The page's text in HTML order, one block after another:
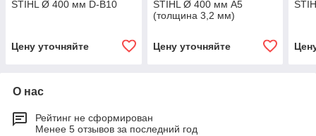
STIHL Ø 400 мм D-B10
Цену уточняйте
STIHL Ø 400 мм А5
(толщина 3,2 мм)
Цену уточняйте
О нас
Рейтинг не сформирован
Менее 5 отзывов за последний год